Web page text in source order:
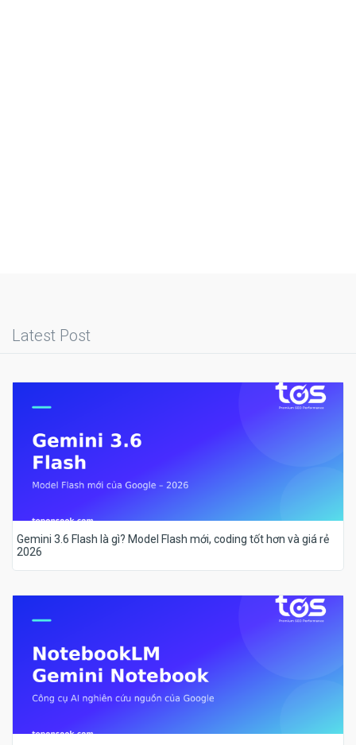
Latest Post
Gemini 3.6 Flash là gì? Model Flash mới, coding tốt hơn và giá rẻ
2026